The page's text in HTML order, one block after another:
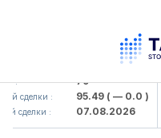
: 79
сделки : 95.49( — 0.0 )
сделки : 07.08.2026